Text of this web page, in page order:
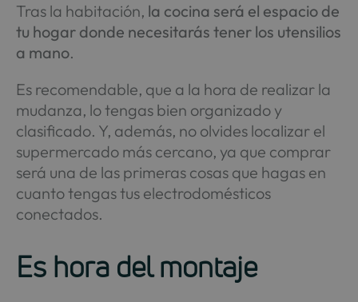
Tras la habitación, la cocina será el espacio de
tu hogar donde necesitarás tener los utensilios
a mano.
Es recomendable, que a la hora de realizar la
mudanza, lo tengas bien organizado y
clasificado. Y, además, no olvides localizar el
supermercado más cercano, ya que comprar
será una de las primeras cosas que hagas en
cuanto tengas tus electrodomésticos
conectados.
Es hora del montaje